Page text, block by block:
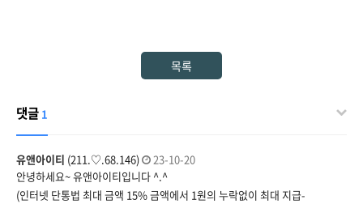
목록
댓글 1
유앤아이티 (211.♡.68.146)
23-10-20
안녕하세요~ 유앤아이티입니다 ^.^
(인터넷 단통법 최대 금액 15% 금액에서 1원의 누락없이 최대 지급-